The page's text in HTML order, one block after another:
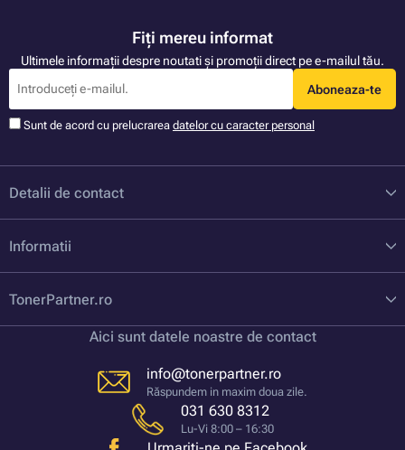
Fiți mereu informat
Ultimele informații despre noutati și promoții direct pe e-mailul tău.
Aboneaza-te
Sunt de acord cu prelucrarea datelor cu caracter personal
Detalii de contact
Informatii
TonerPartner.ro
Aici sunt datele noastre de contact
info@tonerpartner.ro
Răspundem in maxim doua zile.
031 630 8312
Lu-Vi 8:00 – 16:30